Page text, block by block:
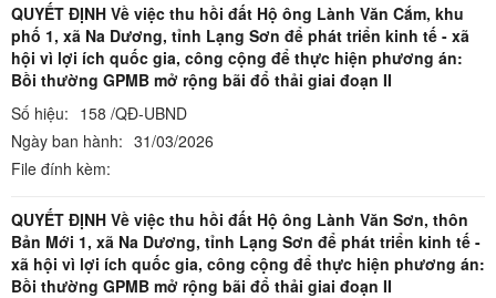
QUYẾT ĐỊNH Về việc thu hồi đất Hộ ông Lành Văn Cắm, khu
phố 1, xã Na Dương, tỉnh Lạng Sơn để phát triển kinh tế - xã
hội vì lợi ích quốc gia, công cộng để thực hiện phương án:
Bồi thường GPMB mở rộng bãi đổ thải giai đoạn II
Số hiệu: 158 /QĐ-UBND
Ngày ban hành: 31/03/2026
File đính kèm:
QUYẾT ĐỊNH Về việc thu hồi đất Hộ ông Lành Văn Sơn, thôn
Bản Mới 1, xã Na Dương, tỉnh Lạng Sơn để phát triển kinh tế -
xã hội vì lợi ích quốc gia, công cộng để thực hiện phương án:
Bồi thường GPMB mở rộng bãi đổ thải giai đoạn II